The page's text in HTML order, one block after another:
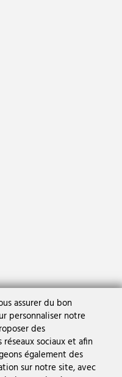
assurer du bon
personnaliser notre
des
sociaux et afin
également des
sur notre site, avec